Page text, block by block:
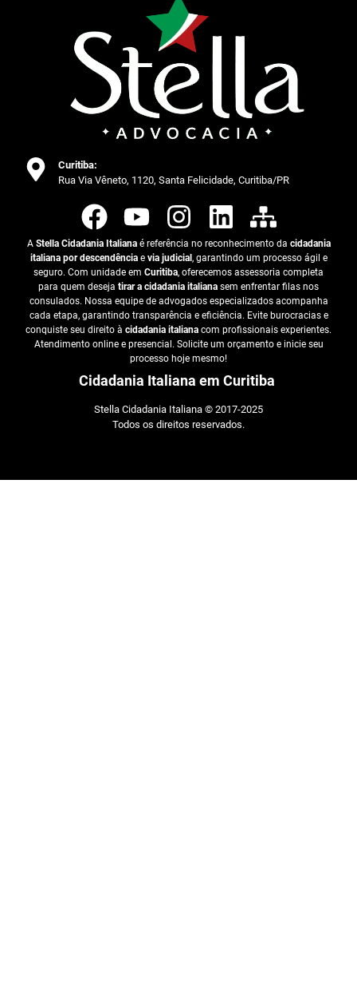
Curitiba:
Rua Via Vêneto, 1120, Santa Felicidade, Curitiba/PR
A Stella Cidadania Italianaé referência no reconhecimento da cidadania
italiana por descendênciae via judicial , garantindo um processo ágil e
seguro. Com unidade em Curitiba, oferecemos assessoria completa
para quem deseja tirar a cidadania italiana sem enfrentar filas nos
consulados. Nossa equipe de advogados especializados acompanha
cada etapa, garantindo transparência e eficiência. Evite burocracias e
conquiste seu direito à cidadania italiana com profissionais experientes.
Atendimento online e presencial. Solicite um orçamento e inicie seu
processo hoje mesmo!
Cidadania Italiana em Curitiba
Stella Cidadania Italiana © 2017-2025
Todos os direitos reservados.